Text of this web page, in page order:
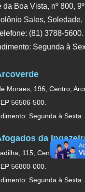
Boa Vista, nº 800,
Sales, Soledade,
(81) 3788-5600.
Segunda à
Moraes, 196, Centro,
56506-500.
Segunda à
da
115, Centro,
56800-000.
Segunda à